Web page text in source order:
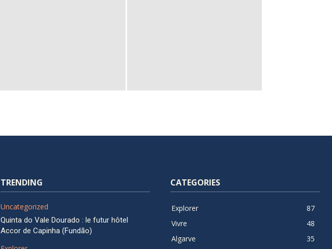
TRENDING
Uncategorized
Quinta do Vale Dourado : le futur hôtel
Accor de Capinha (Fundão)
CATEGORIES
Explorer
87
Vivre
48
Algarve
35